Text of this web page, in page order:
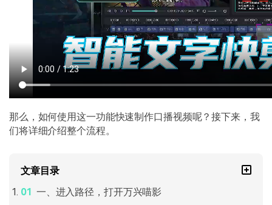
那么，如何使用这一功能快速制作口播视频呢？接下来，我
们将详细介绍整个流程。
文章目录
一、进入路径，打开万兴喵影